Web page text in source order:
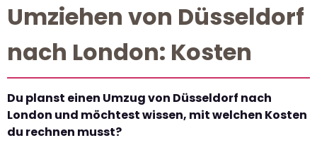
Umziehen von Düsseldorf
nach London: Kosten
Du planst einen Umzug von Düsseldorf nach
London und möchtest wissen, mit welchen Kosten
du rechnen musst?